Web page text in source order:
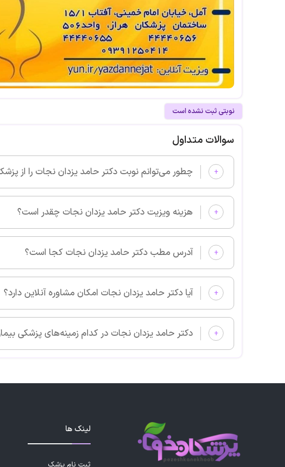
نوبتی ثبت نشده است
سوالات متداول
+ چطور می‌توانم نوبت دکتر حامد یزدان نجات را از پزشکان خوب بگیرم و ویزیت شوم؟
+ هزینه ویزیت دکتر حامد یزدان نجات چقدر است؟
+ آدرس مطب دکتر حامد یزدان نجات کجا است؟
+ آیا دکتر حامد یزدان نجات امکان مشاوره آنلاین دارد؟
+ دکتر حامد یزدان نجات در کدام زمینه‌های پزشکی بیمار می‌پذیرد؟
لینک ها
ثبت نام پزشک